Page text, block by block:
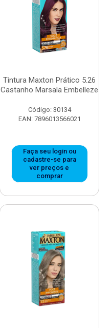
Tintura Maxton Prático 5.26
Castanho Marsala Embelleze
Código: 30134
EAN: 7896013566021
Faça seu login ou
cadastre-se para
ver preços e
comprar